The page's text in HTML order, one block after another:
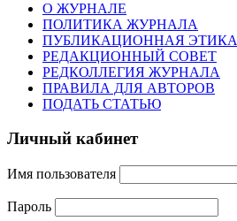
О ЖУРНАЛЕ
ПОЛИТИКА ЖУРНАЛА
ПУБЛИКАЦИОННАЯ ЭТИКА
РЕДАКЦИОННЫЙ СОВЕТ
РЕДКОЛЛЕГИЯ ЖУРНАЛА
ПРАВИЛА ДЛЯ АВТОРОВ
ПОДАТЬ СТАТЬЮ
Личный кабинет
Имя пользователя
Пароль